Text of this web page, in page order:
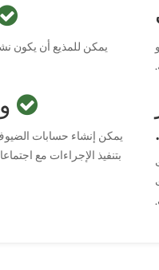
يمكن للمذيع أن يكون
يمكن إنشاء حسابات
بتنفيذ الإجراءات مع